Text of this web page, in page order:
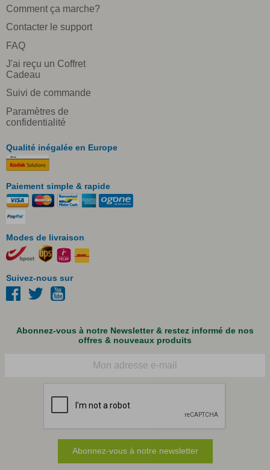
Comment ça marche?
Contacter le support
FAQ
J'ai reçu un Coffret
Cadeau
Suivi de commande
Paramètres de
confidentialité
Qualité inégalée en Europe
Paiement simple & rapide
Modes de livraison
Suivez-nous sur
Abonnez-vous à notre Newsletter & restez informé de nos
offres & nouveaux produits
Abonnez-vous à notre newsletter